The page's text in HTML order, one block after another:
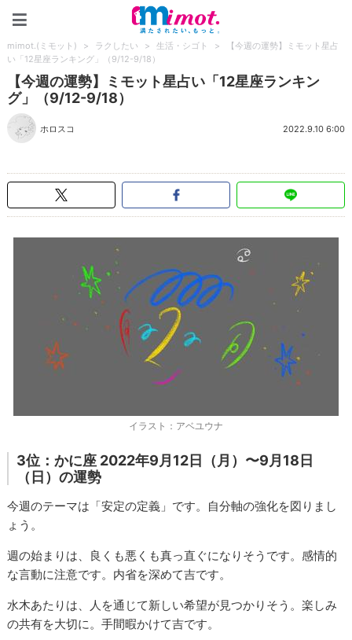
mimot.(ミモット) > ラクしたい > 生活・シゴト >
【今週の運勢】ミモット星占
い「12星座ランキング」（9/12-9/18）
【今週の運勢】ミモット星占い「12星座ランキン
グ」（9/12-9/18）
ホロスコ 2022.9.10 6:00
イラスト：アベユウナ
3位：かに座 2022年9月12日（月）〜9月18日
（日）の運勢
今週のテーマは「安定の定義」です。自分軸の強化を図りまし
ょう。
週の始まりは、良くも悪くも真っ直ぐになりそうです。感情的
な言動に注意です。内省を深めて吉です。
水木あたりは、人を通じて新しい希望が見つかりそう。楽しみ
の共有を大切に。手間暇かけて吉です。